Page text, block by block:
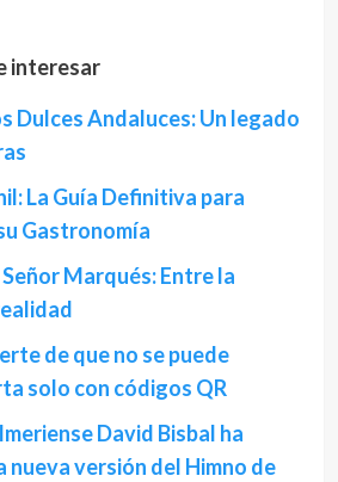
interesar
Dulces Andaluces: Un legado
La Guía Definitiva para
Gastronomía
Marqués: Entre la
de que no se puede
solo con códigos QR
David Bisbal ha
nueva versión del Himno de